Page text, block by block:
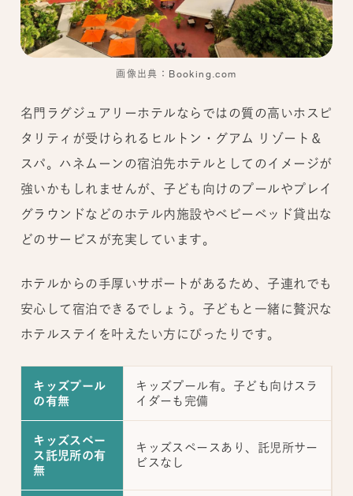
画像出典：Booking.com
名門ラグジュアリーホテルならではの質の高いホスピ
タリティが受けられるヒルトン・グアム リゾート＆
スパ。ハネムーンの宿泊先ホテルとしてのイメージが
強いかもしれませんが、子ども向けのプールやプレイ
グラウンドなどのホテル内施設やベビーベッド貸出な
どのサービスが充実しています。
ホテルからの手厚いサポートがあるため、子連れでも
安心して宿泊できるでしょう。子どもと一緒に贅沢な
ホテルステイを叶えたい方にぴったりです。
キッズプール
の有無
キッズプール有。子ども向けスラ
イダーも完備
キッズスペー
ス託児所の有
無
キッズスペースあり、託児所サー
ビスなし